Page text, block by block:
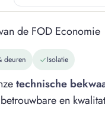
de FOD Economie
deuren Isolatie
technische
en